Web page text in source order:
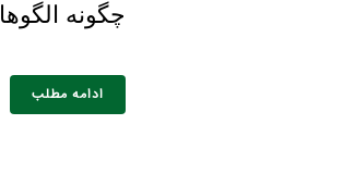
چگونه
ادامه مطلب